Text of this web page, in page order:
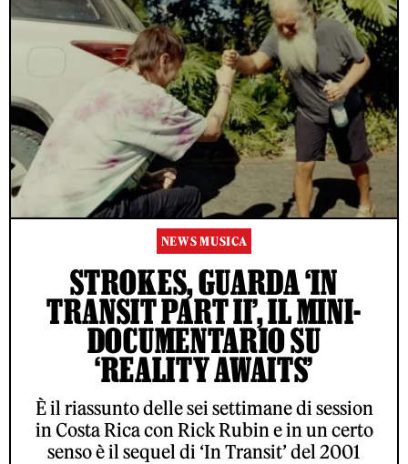
NEWS MUSICA
STROKES, GUARDA ‘IN
TRANSIT PART II’, IL MINI-
DOCUMENTARIO SU
‘REALITY AWAITS’
È il riassunto delle sei settimane di session
in Costa Rica con Rick Rubin e in un certo
senso è il sequel di ‘In Transit’ del 2001